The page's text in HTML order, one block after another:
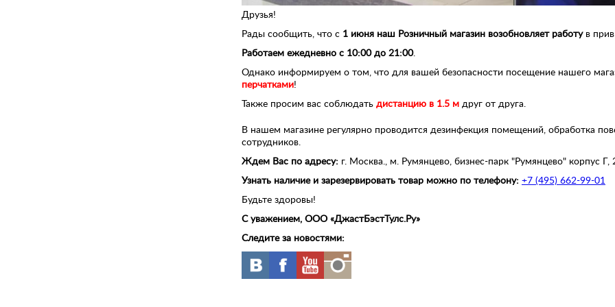
Друзья!
Рады сообщить, что с 1 июня наш Розничный магазин возобновляет работув
Работаем ежедневно с 10:00 до 21:00.
Однако информируем о том, что для вашей безопасности посещение нашего
перчатками!
Также просим вас соблюдать дистанцию в 1.5 м друг от друга.
В нашем магазине регулярно проводится дезинфекция помещений, обработка
сотрудников.
Ждем Вас по адресу: г. Москва., м. Румянцево, бизнес-парк "Румянцево" корпус
Узнать наличие и зарезервировать товар можно по телефону: +7 (495) 662-99-01
Будьте здоровы!
С уважением, ООО «ДжастБэстТулс.Ру»
Следите за новостями: